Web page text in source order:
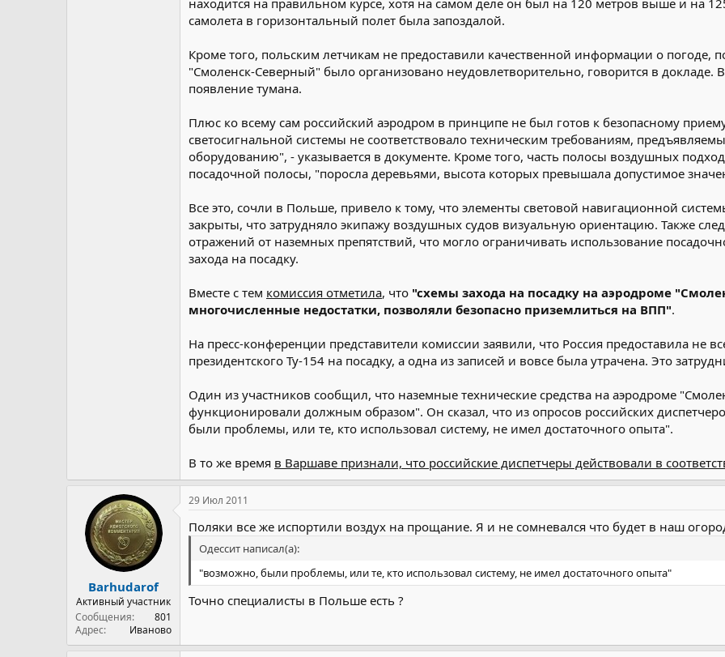
находится на правильном курсе, хотя на самом деле он был на 120 метров выше и на
самолета в горизонтальный полет была запоздалой.
Кроме того, польским летчикам не предоставили качественной информации о погоде,
"Смоленск-Северный" было организовано неудовлетворительно, говорится в докладе.
появление тумана.
Плюс ко всему сам российский аэродром в принципе не был готов к безопасному
светосигнальной системы не соответствовало техническим требованиям,
оборудованию", - указывается в документе. Кроме того, часть полосы воздушных
посадочной полосы, "поросла деревьями, высота которых превышала допустимое
Все это, сочли в Польше, привело к тому, что элементы световой навигационной
закрыты, что затрудняло экипажу воздушных судов визуальную ориентацию. Также
отражений от наземных препятствий, что могло ограничивать использование
захода на посадку.
Вместе с тем комиссия отметила, что "схемы захода на посадку на аэродроме
многочисленные недостатки, позволяли безопасно приземлиться на ВПП".
На пресс-конференции представители комиссии заявили, что Россия предоставила не
президентского Ту-154 на посадку, а одна из записей и вовсе была утрачена. Это
Один из участников сообщил, что наземные технические средства на аэродроме
функционировали должным образом". Он сказал, что из опросов российских
были проблемы, или те, кто использовал систему, не имел достаточного опыта".
В то же время в Варшаве признали, что российские диспетчеры действовали в
Barhudarof
Активный участник
Сообщения
801
Адрес
Иваново
29 Июл 2011
Поляки все же испортили воздух на прощание. Я и не сомневался что будет в наш
Одессит написал(а):
"возможно, были проблемы, или те, кто использовал систему, не имел достаточного опыта"
Точно специалисты в Польше есть ?